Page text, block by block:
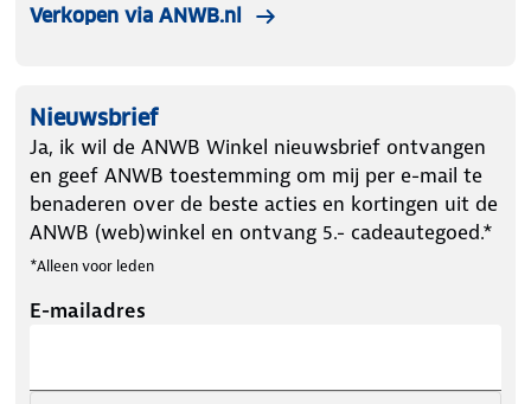
Verkopen via ANWB.nl
Nieuwsbrief
Ja, ik wil de ANWB Winkel nieuwsbrief ontvangen
en geef ANWB toestemming om mij per e-mail te
benaderen over de beste acties en kortingen uit de
ANWB (web)winkel en ontvang 5.- cadeautegoed.*
*Alleen voor leden
E-mailadres